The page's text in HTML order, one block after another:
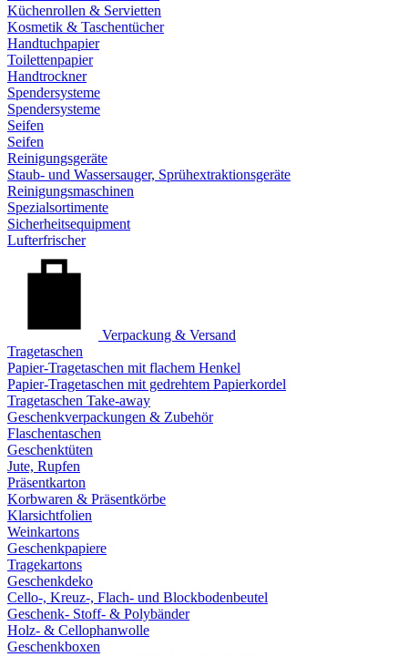
Küchenrollen & Servietten
Kosmetik & Taschentücher
Handtuchpapier
Toilettenpapier
Handtrockner
Spendersysteme
Spendersysteme
Seifen
Seifen
Reinigungsgeräte
Staub- und Wassersauger, Sprühextraktionsgeräte
Reinigungsmaschinen
Spezialsortimente
Sicherheitsequipment
Lufterfrischer
Verpackung & Versand
Tragetaschen
Papier-Tragetaschen mit flachem Henkel
Papier-Tragetaschen mit gedrehtem Papierkordel
Tragetaschen Take-away
Geschenkverpackungen & Zubehör
Flaschentaschen
Geschenktüten
Jute, Rupfen
Präsentkarton
Korbwaren & Präsentkörbe
Klarsichtfolien
Weinkartons
Geschenkpapiere
Tragekartons
Geschenkdeko
Cello-, Kreuz-, Flach- und Blockbodenbeutel
Geschenk- Stoff- & Polybänder
Holz- & Cellophanwolle
Geschenkboxen